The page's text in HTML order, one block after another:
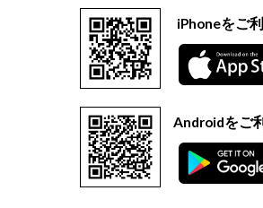
iPhoneをご
Androidをご